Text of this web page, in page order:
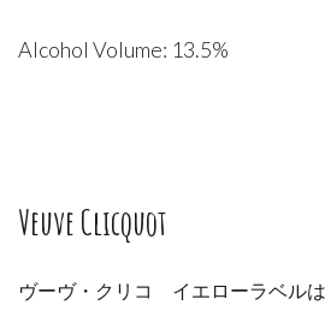
Veuve Clicquot
ヴーヴ・クリコ イエローラベル
Alcohol Volume: 13.5%